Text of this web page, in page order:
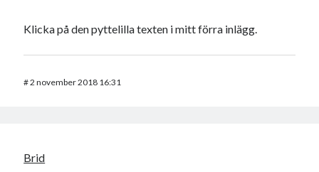
Klicka på den pyttelilla texten i mitt förra inlägg.
#2 november 2018 16:31
Brid